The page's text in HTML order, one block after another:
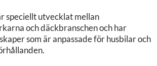
speciellt utvecklat mellan
och däckbranschen och har
som är anpassade för husbilar och